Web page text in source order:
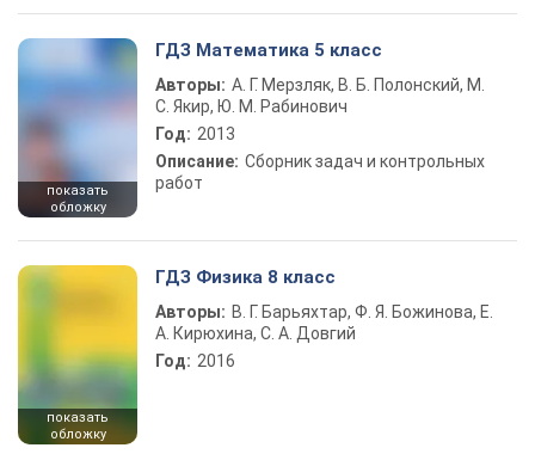
показать
обложку
ГДЗ Математика 5 класс
Авторы: А. Г. Мерзляк, В. Б. Полонский, М.
С. Якир, Ю. М. Рабинович
Год: 2013
Описание: Сборник задач и контрольных
работ
показать
обложку
ГДЗ Физика 8 класс
Авторы: В. Г. Барьяхтар, Ф. Я. Божинова, Е.
А. Кирюхина, С. А. Довгий
Год: 2016